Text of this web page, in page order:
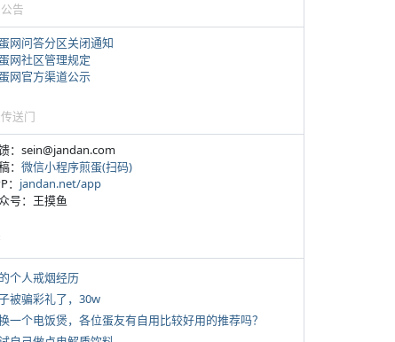
告
网问答分区关闭通知
网社区管理规定
网官方渠道公示
送门
：sein@jandan.com
： 微信小程序煎蛋(扫码)
jandan.net/app
号：王摸鱼
个人戒烟经历
被骗彩礼了，30w
一个电饭煲，各位蛋友有自用比较好用的推荐吗？